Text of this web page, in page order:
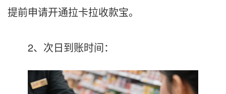
提前申请开通拉卡拉收款宝。
2、次日到账时间：